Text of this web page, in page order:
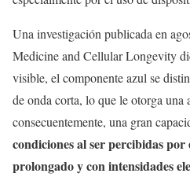
Una investigación publicada en
Medicine and Cellular Longevity
visible, el componente azul se
de onda corta, lo que le otorga una
consecuentemente, una gran
condiciones al ser percibidas
prolongado y con intensidades